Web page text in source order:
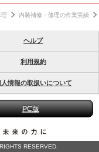
内装補修・修理の作業実績
ヘルプ
利用規約
人情報の取扱いについて
PC版
RESERVED.